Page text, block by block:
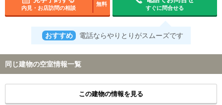
内見・お店訪問の相談
無料
すぐに問合せる
おすすめ 電話ならやりとりがスムーズです
同じ建物の空室情報一覧
この建物の情報を見る